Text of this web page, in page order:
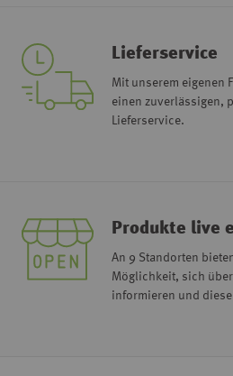
Lieferservice
Mit unserem eigenen
einen zuverlässigen,
Lieferservice.
Produkte live
An 9 Standorten
Möglichkeit, sich
informieren und